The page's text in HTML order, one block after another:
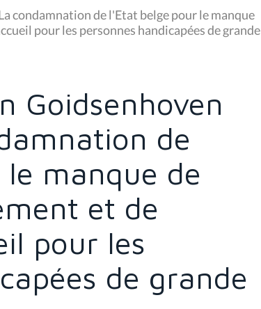
condamnation de l'Etat belge pour le manque
pour les personnes handicapées de grande
Goidsenhoven
de
manque de
et de
pour les
de grande